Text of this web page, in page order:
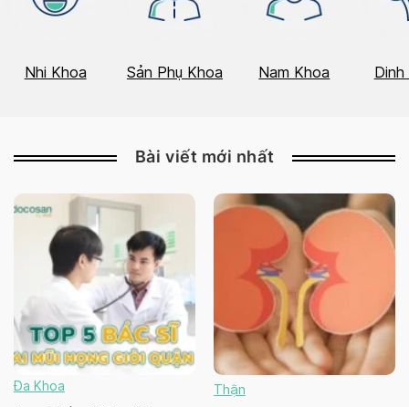
Nhi Khoa Sản Phụ Khoa Nam Khoa Dinh
Bài viết mới nhất
Đa Khoa Thận